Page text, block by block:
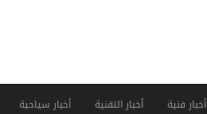
أخبار فنية أخبار التقنية أخبار سياحية